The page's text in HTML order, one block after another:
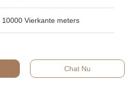
10000 Vierkante meters
Chat Nu